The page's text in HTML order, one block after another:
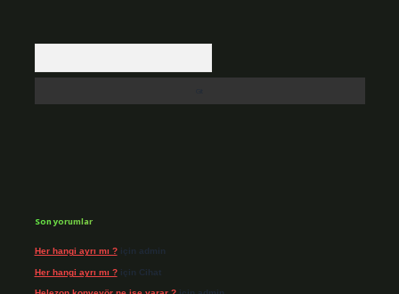
Son yorumlar
Her hangi ayrı mı ?için admin
Her hangi ayrı mı ?için Cihat